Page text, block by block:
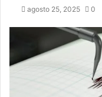
agosto 25, 2025 0